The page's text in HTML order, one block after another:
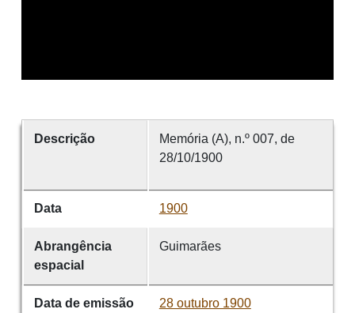
Descrição
Memória (A), n.º 007, de
28/10/1900
Data 1900
Abrangência
espacial
Guimarães
Data de emissão 28 outubro 1900